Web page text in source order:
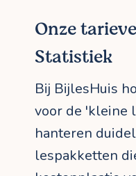
Onze
Statistiek
Bij BijlesHuis
voor de 'kleine
hanteren
lespakketten